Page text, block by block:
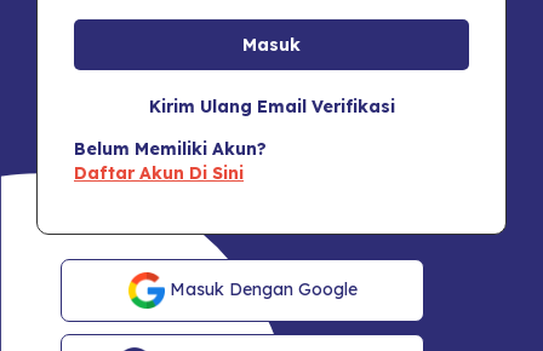
Kirim Ulang Email Verifikasi
Belum Memiliki Akun?
Daftar Akun Di Sini
Masuk Dengan Google